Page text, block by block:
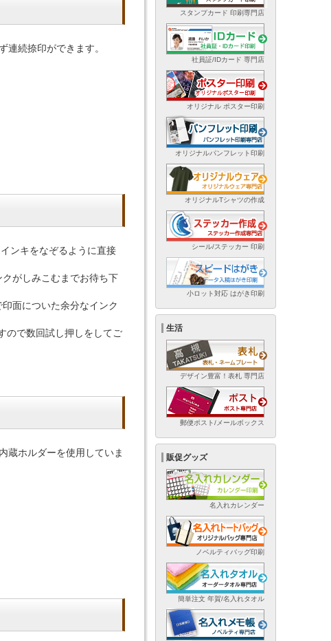
連続捺印ができます。
ンキをなぞるように直接
がしみこむまでお待ち下
面についた余分なインク
ので数回試し押しをしてご
蔵ホルダーを使用していま
スタンプカード 印刷専門店
社員証/IDカード 専門店
オリジナル ポスター印刷
オリジナルパンフレット印刷
オリジナルTシャツの作成
シール/ステッカー 印刷
小ロット対応 はがき印刷
生活
デザイン豊富！表札 専門店
郵便ポスト/メールボックス
販促グッズ
名入れカレンダー
ノベルティバッグ印刷
簡単注文 年賀/名入れタオル